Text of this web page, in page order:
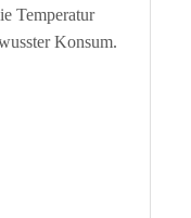
Temperatur
Konsum.